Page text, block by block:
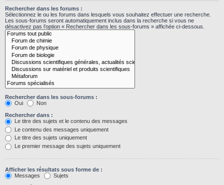
Rechercher dans les forums :
Sélectionnez le ou les forums dans lesquels vous souhaitez effectuer une recherche.
Les sous-forums seront automatiquement inclus dans la recherche si vous ne
désactivez pas l’option « Rechercher dans les sous-forums » affichée ci-dessous.
Rechercher dans les sous-forums :
Oui
Non
Rechercher dans :
Le titre des sujets et le contenu des messages
Le contenu des messages uniquement
Le titre des sujets uniquement
Le premier message des sujets uniquement
Afficher les résultats sous forme de :
Messages
Sujets